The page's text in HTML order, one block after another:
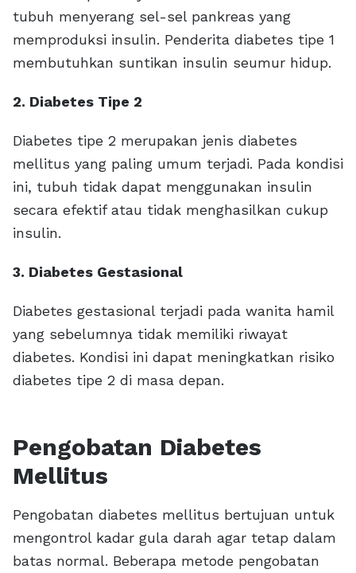
tubuh menyerang sel-sel pankreas yang
memproduksi insulin. Penderita diabetes tipe 1
membutuhkan suntikan insulin seumur hidup.
2. Diabetes Tipe 2
Diabetes tipe 2 merupakan jenis diabetes
mellitus yang paling umum terjadi. Pada kondisi
ini, tubuh tidak dapat menggunakan insulin
secara efektif atau tidak menghasilkan cukup
insulin.
3. Diabetes Gestasional
Diabetes gestasional terjadi pada wanita hamil
yang sebelumnya tidak memiliki riwayat
diabetes. Kondisi ini dapat meningkatkan risiko
diabetes tipe 2 di masa depan.
Pengobatan Diabetes
Mellitus
Pengobatan diabetes mellitus bertujuan untuk
mengontrol kadar gula darah agar tetap dalam
batas normal. Beberapa metode pengobatan